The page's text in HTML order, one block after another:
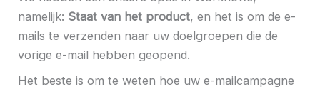
namelijk: Staat van het product, en het is om de e-
mails te verzenden naar uw doelgroepen die de
vorige e-mail hebben geopend.
Het beste is om te weten hoe uw e-mailcampagne